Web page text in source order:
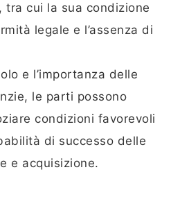
cui la sua condizione
legale e l’assenza di
e l’importanza delle
le parti possono
condizioni favorevoli
di successo delle
e acquisizione.